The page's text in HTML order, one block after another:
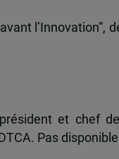
l’Innovation”,
et chef
Pas